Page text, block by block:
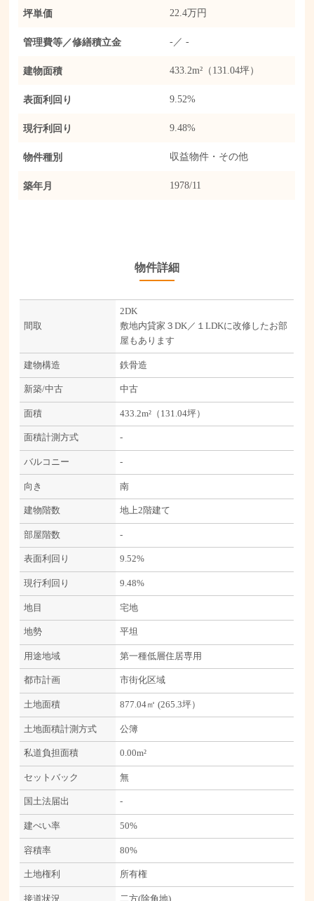
坪単価 22.4万円
管理費等／修繕積立金 -／ -
建物面積 433.2m²（131.04坪）
表面利回り 9.52%
現行利回り 9.48%
物件種別 収益物件・その他
築年月 1978/11
物件詳細
間取
2DK
敷地内貸家３DK／１LDKに改修したお部
屋もあります
建物構造 鉄骨造
新築/中古 中古
面積 433.2m²（131.04坪）
面積計測方式 -
バルコニー -
向き 南
建物階数 地上2階建て
部屋階数 -
表面利回り 9.52%
現行利回り 9.48%
地目 宅地
地勢 平坦
用途地域 第一種低層住居専用
都市計画 市街化区域
土地面積 877.04㎡ (265.3坪）
土地面積計測方式 公簿
私道負担面積 0.00m²
セットバック 無
国土法届出 -
建ぺい率 50%
容積率 80%
土地権利 所有権
接道状況 二方(除角地)